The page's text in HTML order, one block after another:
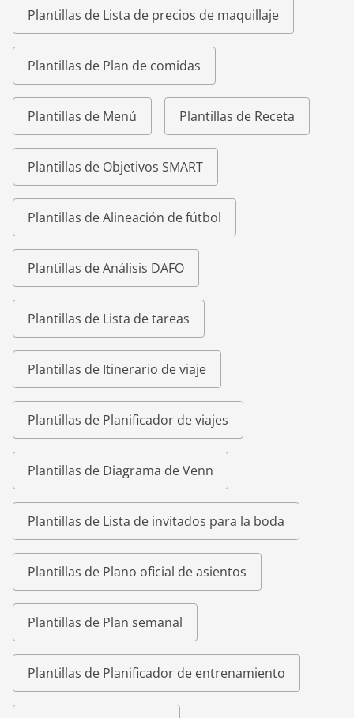
Plantillas de Lista de precios de maquillaje
Plantillas de Plan de comidas
Plantillas de Menú Plantillas de Receta
Plantillas de Objetivos SMART
Plantillas de Alineación de fútbol
Plantillas de Análisis DAFO
Plantillas de Lista de tareas
Plantillas de Itinerario de viaje
Plantillas de Planificador de viajes
Plantillas de Diagrama de Venn
Plantillas de Lista de invitados para la boda
Plantillas de Plano oficial de asientos
Plantillas de Plan semanal
Plantillas de Planificador de entrenamiento